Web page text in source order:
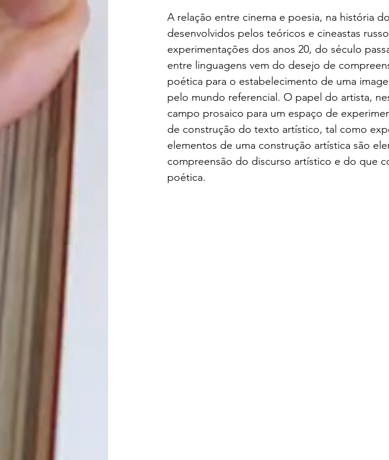
A relação entre cinema e poesia, na história
desenvolvidos pelos teóricos e cineastas
experimentações dos anos 20, do século
entre linguagens vem do desejo de
poética para o estabelecimento de uma
pelo mundo referencial. O papel do artista,
campo prosaico para um espaço de
de construção do texto artístico, tal como
elementos de uma construção artística são
compreensão do discurso artístico e do que
poética.